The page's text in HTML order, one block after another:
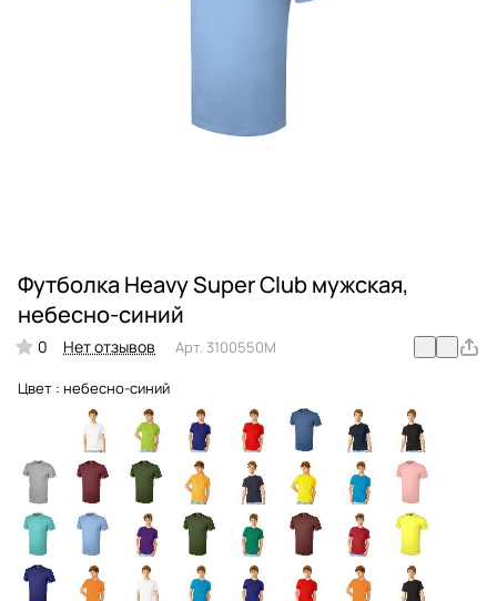
Футболка Heavy Super Club мужская,
небесно-синий
0 Нет отзывов Арт. 3100550M
Цвет : небесно-синий